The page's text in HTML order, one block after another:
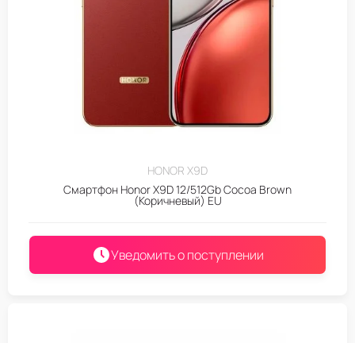
HONOR X9D
Смартфон Honor X9D 12/512Gb Cocoa Brown
(Коричневый) EU
Уведомить о поступлении